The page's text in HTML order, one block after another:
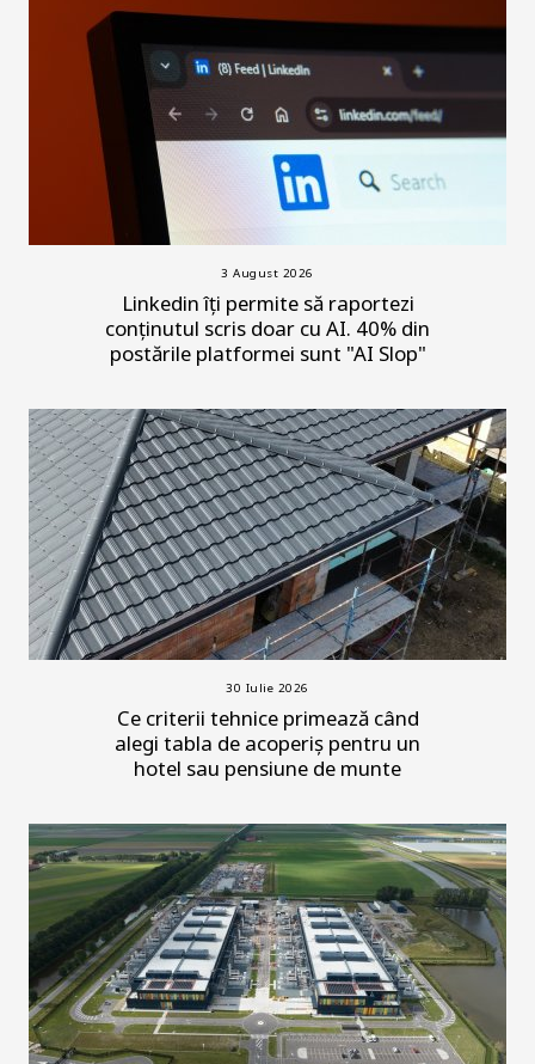
3 August 2026
Linkedin îți permite să raportezi
conținutul scris doar cu AI. 40% din
postările platformei sunt "AI Slop"
30 Iulie 2026
Ce criterii tehnice primează când
alegi tabla de acoperiș pentru un
hotel sau pensiune de munte